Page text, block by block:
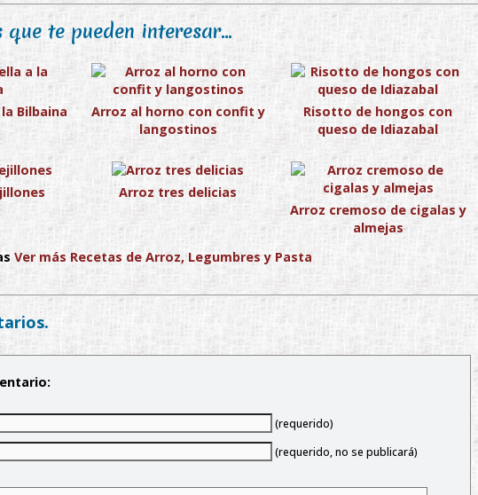
te pueden interesar...
Bilbaina
Arroz al horno con confit y
langostinos
Risotto de hongos con
queso de Idiazabal
Arroz tres delicias
Arroz cremoso de cigalas y
almejas
Ver más Recetas de Arroz, Legumbres y Pasta
(requerido)
(requerido, no se publicará)